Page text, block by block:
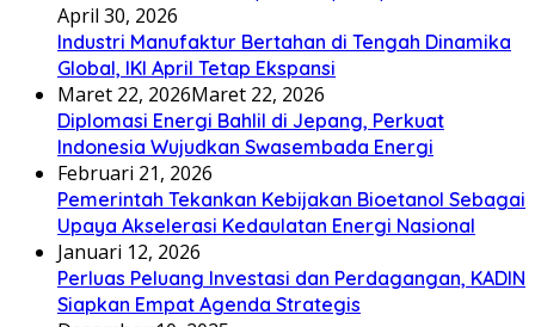
April 30, 2026
Industri Manufaktur Bertahan di Tengah Dinamika
Global, IKI April Tetap Ekspansi
Maret 22, 2026Maret 22, 2026
Diplomasi Energi Bahlil di Jepang, Perkuat
Indonesia Wujudkan Swasembada Energi
Februari 21, 2026
Pemerintah Tekankan Kebijakan Bioetanol Sebagai
Upaya Akselerasi Kedaulatan Energi Nasional
Januari 12, 2026
Perluas Peluang Investasi dan Perdagangan, KADIN
Siapkan Empat Agenda Strategis